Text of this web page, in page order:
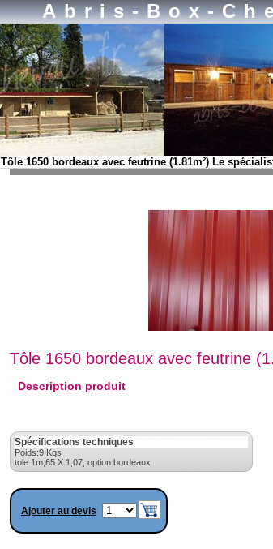
Abris-Box-
Tôle 1650 bordeaux avec feutrine (1.81m²) Le
Tôle 1650 bordeaux avec feutrine
Description produit
Spécifications techniques
Poids:9 Kgs
tole 1m,65 X 1,07, option bordeaux
Ajouter au devis